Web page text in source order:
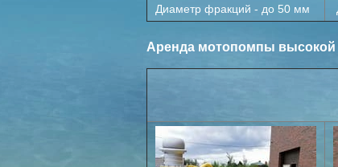
Диаметр фракций - до 50 мм
Аренда мотопомпы высокой